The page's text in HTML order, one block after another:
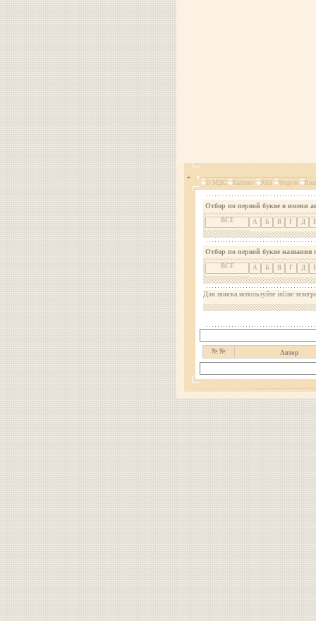
О МДС Каталог RSS Форум
Отбор по первой букве в имени
ВСЕ А Б В Г Д
Отбор по первой букве названия
ВСЕ А Б В Г Д
Для поиска используйте inline
№ № Автор